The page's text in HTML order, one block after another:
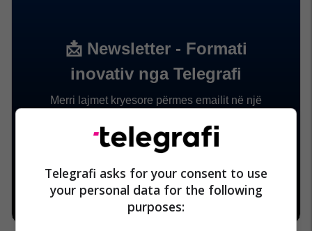
Telegrafi asks for your consent to use
your personal data for the following
purposes: